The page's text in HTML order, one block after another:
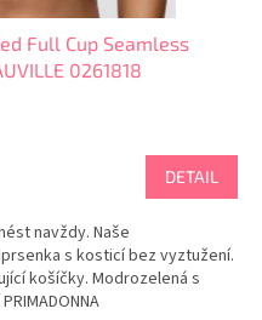
Full Cup Seamless
0261818
DETAIL
navždy. Naše
s kosticí bez vyztužení.
košíčky. Modrozelená s